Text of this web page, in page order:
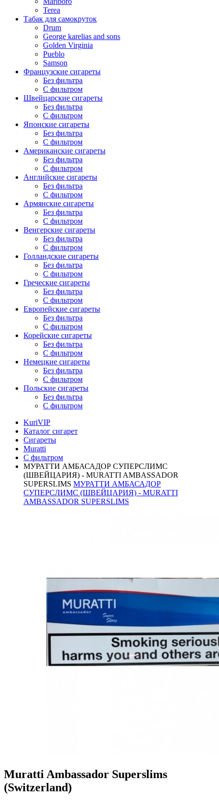
Terea
Табак для самокруток
Drum
George karelias and sons
Golden Virginia
Pueblo
Samson
Французские сигареты
Без фильтра
С фильтром
Швейцарские сигареты
Без фильтра
С фильтром
Японские сигареты
Без фильтра
С фильтром
Американские сигареты
Без фильтра
С фильтром
Английские сигареты
Без фильтра
С фильтром
Армянские сигареты
Без фильтра
С фильтром
Венгерские сигареты
Без фильтра
С фильтром
Голландские сигареты
Без фильтра
С фильтром
Греческие сигареты
Без фильтра
С фильтром
Европейские сигареты
Без фильтра
С фильтром
Корейские сигареты
Без фильтра
С фильтром
Немецкие сигареты
Без фильтра
С фильтром
Польские сигареты
Без фильтра
С фильтром
KuriVIP
Каталог сигарет
Сигареты
Muratti
С фильтром
МУРАТТИ АМБАСАДОР СУПЕРСЛИМС
(ШВЕЙЦАРИЯ) - MURATTI AMBASSADOR
SUPERSLIMS МУРАТТИ АМБАСАДОР
СУПЕРСЛИМС (ШВЕЙЦАРИЯ) - MURATTI
AMBASSADOR SUPERSLIMS
Muratti Ambassador Superslims
(Switzerland)